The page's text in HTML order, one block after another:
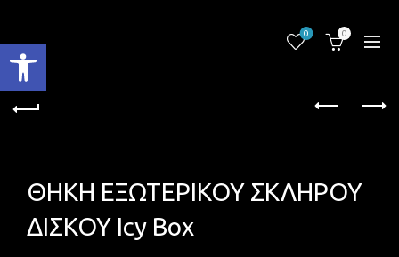
Ανοίξτε τη γραμμή εργαλείων
0 0
ΘΗΚΗ ΕΞΩΤΕΡΙΚΟΥ ΣΚΛΗΡΟΥ
ΔΙΣΚΟΥ Icy Box